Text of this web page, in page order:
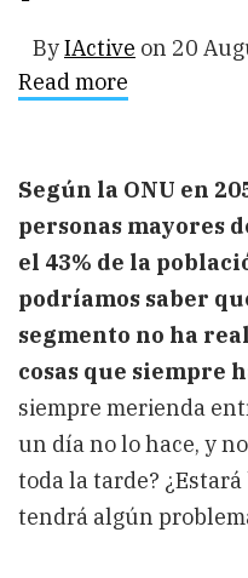
ByIActive on 20
Read more
al
del
segmento
más
necesitado
la
población
española
Según la ONU en
personas mayores
el 43% de la
podríamos saber
segmento no ha
cosas que siempre
siempre merienda
un día no lo hace, y
toda la tarde?
tendrá algún